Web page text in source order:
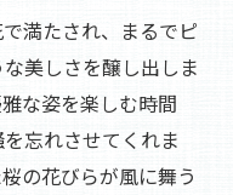
癒される
温泉の夏
しのひととき
谷温泉の秋
満たされ、まるでピ
美しさを醸し出しま
な姿を楽しむ時間
忘れさせてくれま
の花びらが風に舞う